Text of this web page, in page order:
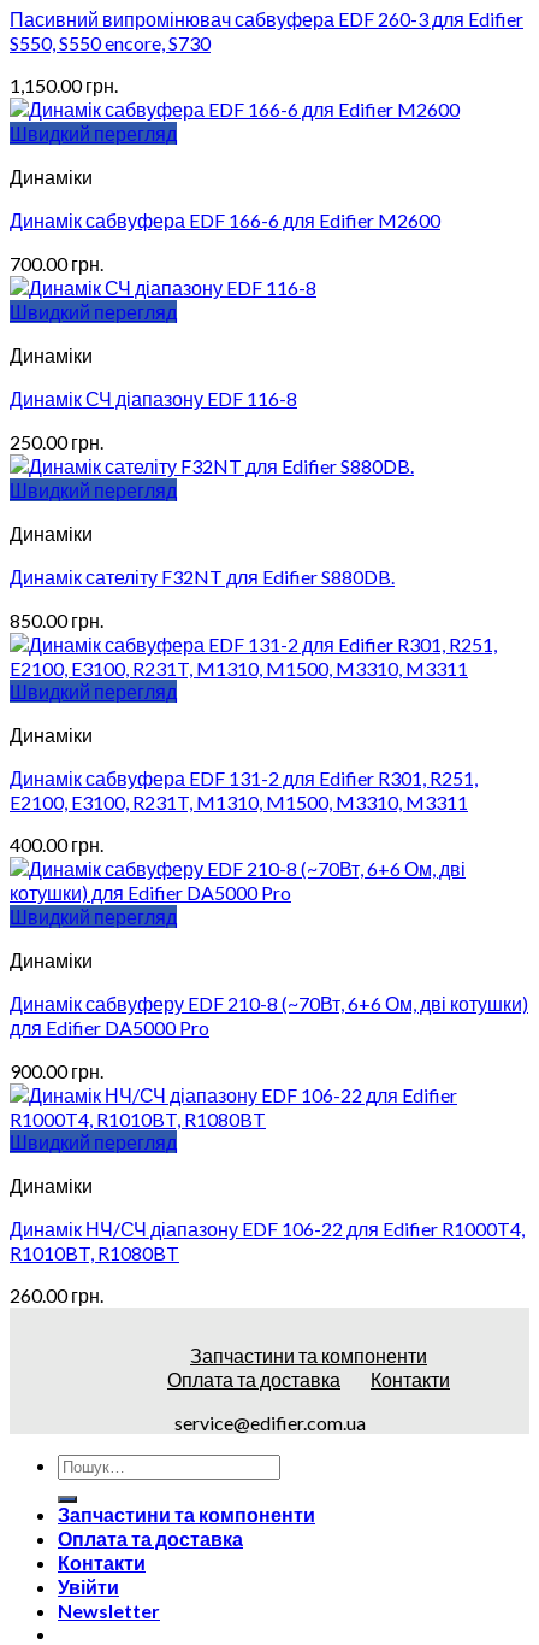
Пасивний випромінювач сабвуфера EDF 260-3 для Edifier
S550, S550 encore, S730
1,150.00грн.
Швидкий перегляд
Динаміки
Динамік сабвуфера EDF 166-6 для Edifier M2600
700.00грн.
Швидкий перегляд
Динаміки
Динамік СЧ діапазону EDF 116-8
250.00грн.
Швидкий перегляд
Динаміки
Динамік сателіту F32NT для Edifier S880DB.
850.00грн.
Швидкий перегляд
Динаміки
Динамік сабвуфера EDF 131-2 для Edifier R301, R251,
E2100, E3100, R231T, M1310, M1500, M3310, M3311
400.00грн.
Швидкий перегляд
Динаміки
Динамік сабвуферу EDF 210-8 (~70Вт, 6+6 Ом, дві котушки)
для Edifier DA5000 Pro
900.00грн.
Швидкий перегляд
Динаміки
Динамік НЧ/СЧ діапазону EDF 106-22 для Edifier R1000T4,
R1010BT, R1080BT
260.00грн.
Запчастини та компоненти
Оплата та доставка
Контакти
service@edifier.com.ua
Запчастини та компоненти
Оплата та доставка
Контакти
Увійти
Newsletter